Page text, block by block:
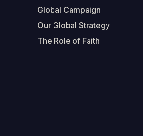
Global Campaign
Our Global Strategy
The Role of Faith